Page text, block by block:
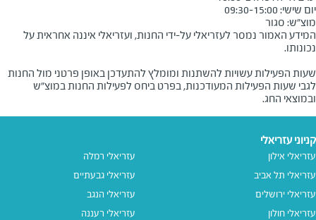
מוצ"ש: סגור
המידע האמור נמסר לעזריאלי על-ידי החנות, ועזריאלי איננה אחראית על
שעות הפעילות עשויות להשתנות ומומלץ להתעדכן באופן פרטני מול החנות
לגבי שעות הפעילות המעודכנות, בפרט ביחס לפעילות החנות במוצ"ש
ובמוצאי החג.
קניוני עזריאלי
עזריאלי אילון
עזריאלי תל אביב
עזריאלי ירושלים
עזריאלי חולון
עזריאלי רמלה
עזריאלי גבעתיים
עזריאלי הנגב
עזריאלי רעננה